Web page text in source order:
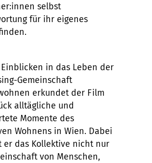
selbst
für ihr eigenes
in das Leben der
Gemeinschaft
erkundet der Film
alltägliche und
Momente des
Wohnens in Wien. Dabei
er das Kollektive nicht nur
von Menschen,